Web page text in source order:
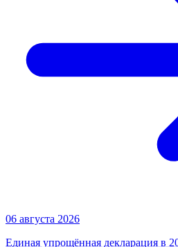
06 августа 2026
Единая упрощённая декларация в